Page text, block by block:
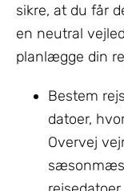
sikre, at du får
en neutral
planlægge din
Bestem
datoer,
Overvej